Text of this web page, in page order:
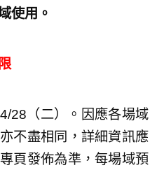
使用。
28（二）。因應各場域
不盡相同，詳細資訊應
頁發佈為準，每場域預